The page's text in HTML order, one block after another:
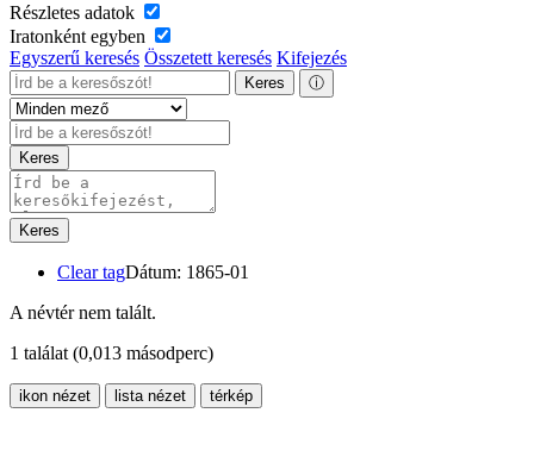
Részletes adatok
Iratonként egyben
Egyszerű keresés Összetett keresés Kifejezés
Keres ⓘ
Keres
Keres
Clear tagDátum: 1865-01
A névtér nem talált.
1 találat (0,013 másodperc)
ikon nézet lista nézet térkép